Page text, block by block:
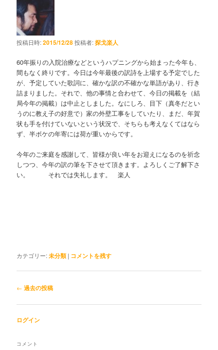
投稿日時:2015/12/28投稿者:探戈楽人
60年振りの入院治療などというハプニングから始まった今年も、
間もなく終りです。今日は今年最後の訳詩を上場する予定でした
が、予定していた歌詞に、確かな訳の不確かな単語があり、行き
詰まりました。それで、他の事情と合わせて、今日の掲載を（結
局今年の掲載）は中止としました。なにしろ、目下（真冬だとい
うのに教え子の好意で）家の外壁工事をしていたり、まだ、年賀
状も手を付けていないという状況で、そちらも考えなくてはなら
ず、半ボケの年寄には荷が重いからです。
今年のご来庭を感謝して、皆様が良い年をお迎えになるのを祈念
しつつ、今年の訳の筆を下させて頂きます。よろしくご了解下さ
い。 それでは失礼します。 楽人
カテゴリー:未分類 | コメントを残す
投稿ナビゲーション
← 過去の投稿
ログイン
コメント